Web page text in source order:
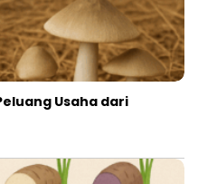
Usaha dari